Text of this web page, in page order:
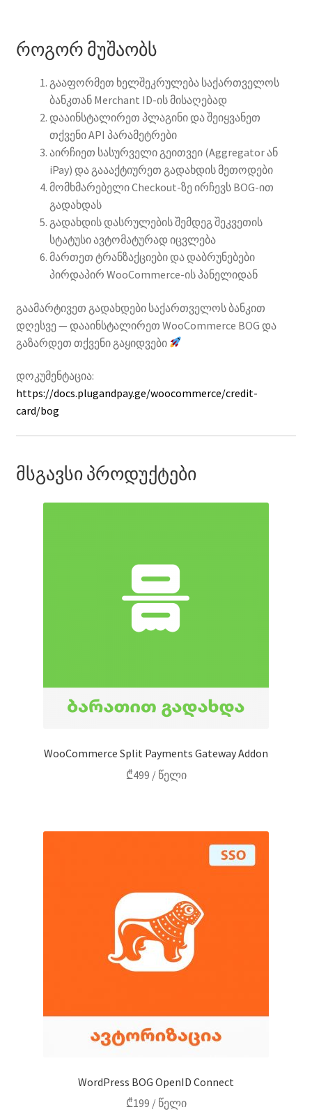
როგორ მუშაობს
გააფორმეთ ხელშეკრულება საქართველოს
ბანკთან Merchant ID-ის მისაღებად
დააინსტალირეთ პლაგინი და შეიყვანეთ
თქვენი API პარამეტრები
აირჩიეთ სასურველი გეითვეი (Aggregator ან
iPay) და გაააქტიურეთ გადახდის მეთოდები
მომხმარებელი Checkout-ზე ირჩევს BOG-ით
გადახდას
გადახდის დასრულების შემდეგ შეკვეთის
სტატუსი ავტომატურად იცვლება
მართეთ ტრანზაქციები და დაბრუნებები
პირდაპირ WooCommerce-ის პანელიდან
გაამარტივეთ გადახდები საქართველოს ბანკით
დღესვე — დააინსტალირეთ WooCommerce BOG და
გაზარდეთ თქვენი გაყიდვები
დოკუმენტაცია:
https://docs.plugandpay.ge/woocommerce/credit-
card/bog
მსგავსი პროდუქტები
WooCommerce Split Payments Gateway Addon
₾499 / წელი
WordPress BOG OpenID Connect
₾199 / წელი